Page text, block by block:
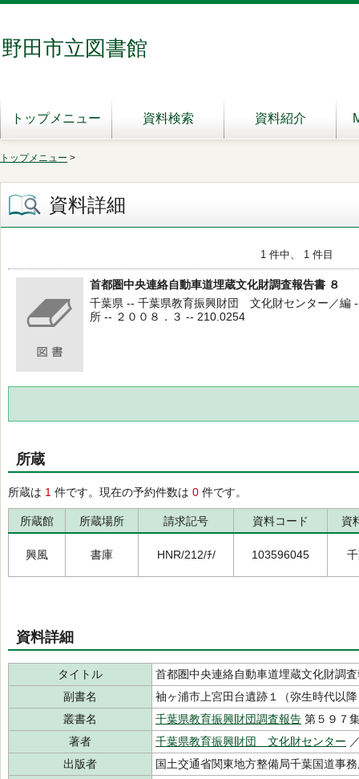
野田市立図書館
トップメニュー 資料検索 資料紹介
トップメニュー >
資料詳細
1 件中、 1 件目
首都圏中央連絡自動車道埋蔵文化財調査報告書 ８
千葉県 -- 千葉県教育振興財団 文化財センター／編
所 -- ２００８．３ -- 210.0254
所蔵
所蔵は 1 件です。現在の予約件数は 0 件です。
所蔵館 所蔵場所 請求記号 資料コード 資
興風 書庫 HNR/212/ﾁ/ 103596045
資料詳細
タイトル
首都圏中央連絡自動車道埋蔵文化財調
副書名
袖ヶ浦市上宮田台遺跡１（弥生時代以
叢書名
千葉県教育振興財団調査報告 第５９７
著者
千葉県教育振興財団 文化財センター
出版者
国土交通省関東地方整備局千葉国道事